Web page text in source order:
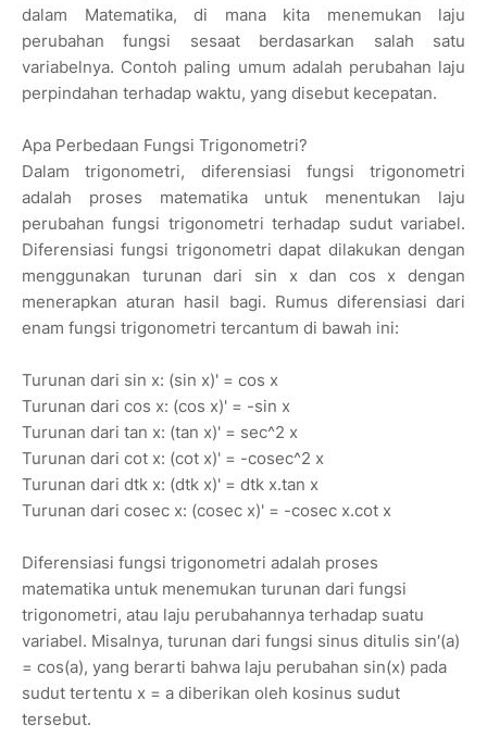
dalam Matematika, di mana kita menemukan laju
perubahan fungsi sesaat berdasarkan salah satu
variabelnya. Contoh paling umum adalah perubahan laju
perpindahan terhadap waktu, yang disebut kecepatan.
Apa Perbedaan Fungsi Trigonometri?
Dalam trigonometri, diferensiasi fungsi trigonometri
adalah proses matematika untuk menentukan laju
perubahan fungsi trigonometri terhadap sudut variabel.
Diferensiasi fungsi trigonometri dapat dilakukan dengan
menggunakan turunan dari sin x dan cos x dengan
menerapkan aturan hasil bagi. Rumus diferensiasi dari
enam fungsi trigonometri tercantum di bawah ini:
Turunan dari sin x: (sin x)' = cos x
Turunan dari cos x: (cos x)' = -sin x
Turunan dari tan x: (tan x)' = sec^2 x
Turunan dari cot x: (cot x)' = -cosec^2 x
Turunan dari dtk x: (dtk x)' = dtk x.tan x
Turunan dari cosec x: (cosec x)' = -cosec x.cot x
Diferensiasi fungsi trigonometri adalah proses
matematika untuk menemukan turunan dari fungsi
trigonometri, atau laju perubahannya terhadap suatu
variabel. Misalnya, turunan dari fungsi sinus ditulis sin′(a)
= cos(a), yang berarti bahwa laju perubahan sin(x) pada
sudut tertentu x = a diberikan oleh kosinus sudut
tersebut.